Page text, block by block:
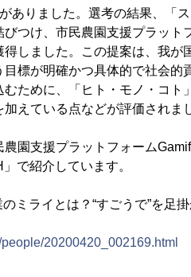
ありました。選考の結果、「
つけ、市民農園支援プラット
しました。この提案は、我が
標が明確かつ具体的で社会的
ために、「ヒト・モノ・コト
えている点などが評価されま
農園支援プラットフォーム
で紹介しています。
ミライとは？“すごうで”を足
20200420_002169.html